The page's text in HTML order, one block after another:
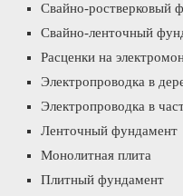
Свайно-ростверковый
Свайно-ленточный
Расценки на
Электропроводка в
Электропроводка в
Ленточный фундамент
Монолитная плита
Плитный фундамент